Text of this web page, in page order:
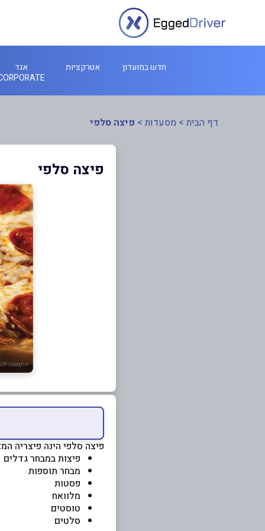
חדש במועדון אטרקציות
אגד
דף הבית > מסעדות > פיצה סלפי
פיצה סלפי
פיצה סלפי הינה פיצריה
פיצות במבחר גדלים
מבחר תוספות
פסטות
מלוואח
טוסטים
סלטים